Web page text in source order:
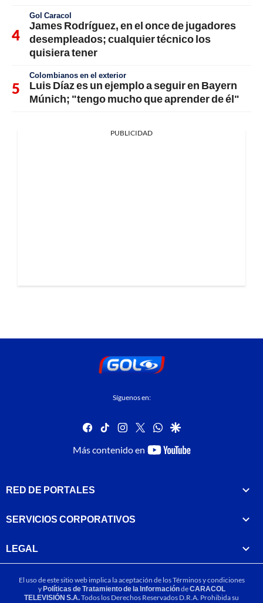
Gol Caracol
James Rodríguez, en el once de jugadores
desempleados; cualquier técnico los
quisiera tener
Colombianos en el exterior
Luis Díaz es un ejemplo a seguir en Bayern
Múnich; "tengo mucho que aprender de él"
PUBLICIDAD
Síguenos en:
facebook
tiktok instagram
twitterwhatsapp
google
Más contenido en
youtube-
RED DE PORTALES
SERVICIOS CORPORATIVOS
LEGAL
El uso de este sitio web implica la aceptación de losTérminos y condiciones
yPolíticas de Tratamiento de la InformacióndeCARACOL
TELEVISIÓN S.A.Todos los Derechos Reservados D.R.A. Prohibida su